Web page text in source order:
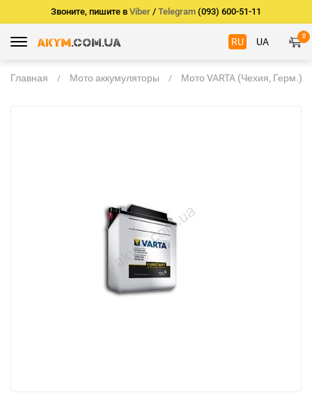
Звоните, пишите в Viber / Telegram (093) 600-51-11
RU UA 0
Главная Мото аккумуляторы Мото VARTA (Чехия, Герм.)